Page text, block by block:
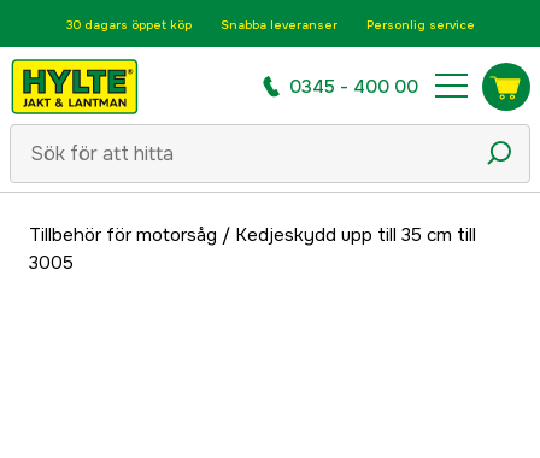
30 dagars öppet köp Snabba leveranser Personlig service
0345 - 400 00
Tillbehör för motorsåg / Kedjeskydd upp till 35 cm till
3005